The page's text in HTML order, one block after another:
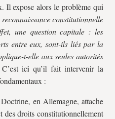
Il expose alors le problème qui
constitutionnelle
une question capitale : les
entre eux, sont-ils liés par la
t-elle aux seules autorités
ici qu’il fait intervenir la
:
en Allemagne, attache
droits constitutionnellement